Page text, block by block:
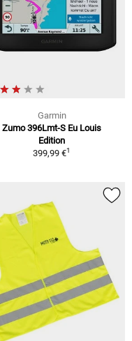
Garmin
Zumo 396Lmt-S Eu Louis
Edition
399,99 €1